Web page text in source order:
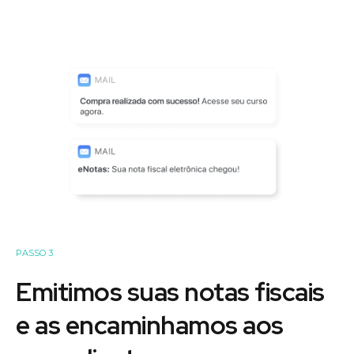
PASSO 3
Emitimos suas notas fiscais
e as encaminhamos aos